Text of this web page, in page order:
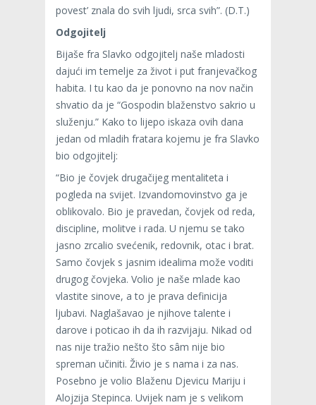
povest’ znala do svih ljudi, srca svih”. (D.T.)
Odgojitelj
Bijaše fra Slavko odgojitelj naše mladosti
dajući im temelje za život i put franjevačkog
habita. I tu kao da je ponovno na nov način
shvatio da je “Gospodin blaženstvo sakrio u
služenju.” Kako to lijepo iskaza ovih dana
jedan od mladih fratara kojemu je fra Slavko
bio odgojitelj:
“Bio je čovjek drugačijeg mentaliteta i
pogleda na svijet. Izvandomovinstvo ga je
oblikovalo. Bio je pravedan, čovjek od reda,
discipline, molitve i rada. U njemu se tako
jasno zrcalio svećenik, redovnik, otac i brat.
Samo čovjek s jasnim idealima može voditi
drugog čovjeka. Volio je naše mlade kao
vlastite sinove, a to je prava definicija
ljubavi. Naglašavao je njihove talente i
darove i poticao ih da ih razvijaju. Nikad od
nas nije tražio nešto što sâm nije bio
spreman učiniti. Živio je s nama i za nas.
Posebno je volio Blaženu Djevicu Mariju i
Alojzija Stepinca. Uvijek nam je s velikom